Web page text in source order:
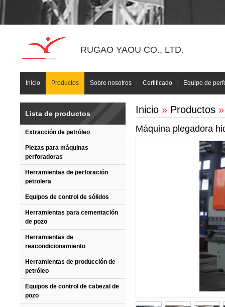
RUGAO YAOU CO., LTD.
Inicio Productos Sobre nosotros Certificado Equipo de
Lista de productos
Extracción de petróleo
Piezas para máquinas
perforadoras
Herramientas de perforación
petrolera
Equipos de control de sólidos
Herramientas para cementación
de pozo
Herramientas de
reacondicionamiento
Herramientas de producción de
petróleo
Equipos de control de cabezal de
pozo
Inicio » Productos
Máquina plegadora